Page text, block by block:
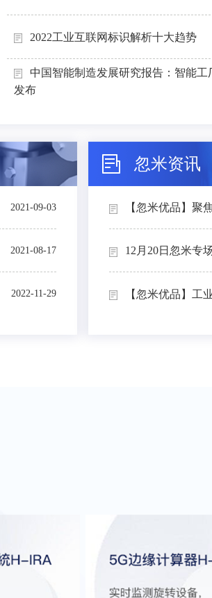
2022工业互联网标识解析十大趋势
中国智能制造发展研究报告：智能
发布
2021-09-03
2021-08-17
2022-11-29
忽米资讯
【忽米优品】聚
12月20日忽米专
【忽米优品】工